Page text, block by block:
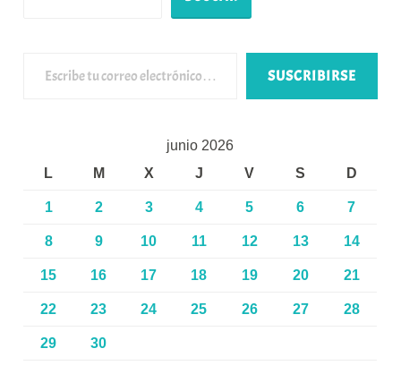
SUSCRIBIRSE
junio 2026
L
M X J V S D
1 2 3 4 5 6 7
8 9 10 11 12 13 14
15 16 17 18 19 20 21
22 23 24 25 26 27 28
29 30